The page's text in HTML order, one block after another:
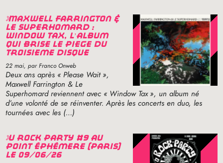
maxwell farrington &
le superhomard :
window tax, l’album
qui brise le piège du
troisième disque
22 mai, par Franco Onweb
Deux ans après « Please Wait »,
Maxwell Farrington & Le
Superhomard reviennent avec « Window Tax », un album né
d’une volonté de se réinventer. Après les concerts en duo, les
tournées avec les (…)
u rock party #9 au
point éphémère (paris)
le 09/06/26